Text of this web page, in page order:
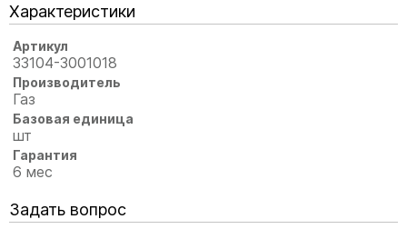
Характеристики
Артикул
33104-3001018
Производитель
Газ
Базовая единица
шт
Гарантия
6 мес
Задать вопрос